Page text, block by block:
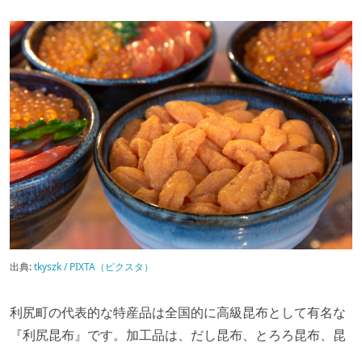
出典:tkyszk / PIXTA（ピクスタ）
利尻町の代表的な特産品は全国的に高級昆布として有名な
『利尻昆布』です。加工品は、だし昆布、とろろ昆布、昆